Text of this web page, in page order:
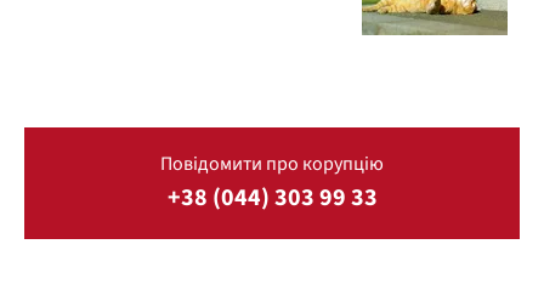
Повідомити про корупцію
+38 (044) 303 99 33